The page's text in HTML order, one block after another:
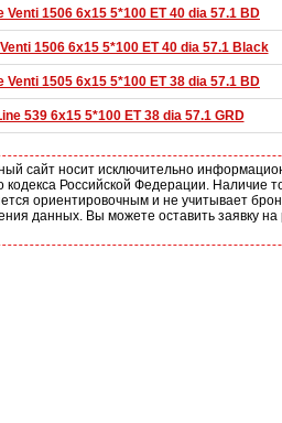
Venti 1506 6x15 5*100 ET 40 dia 57.1 BD
1506 6x15 5*100 ET 40 dia 57.1 Black
Venti 1505 6x15 5*100 ET 38 dia 57.1 BD
539 6x15 5*100 ET 38 dia 57.1 GRD
сайт носит исключительно
Российской Федерации. Наличие
ориентировочным и не учитывает
данных. Вы можете оставить заявку